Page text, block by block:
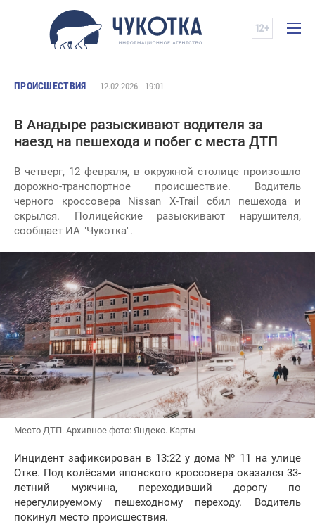
ПРОИСШЕСТВИЯ 12.02.2026 19:01
В Анадыре разыскивают водителя за
наезд на пешехода и побег с места ДТП
В четверг, 12 февраля, в окружной столице произошло
дорожно-транспортное происшествие. Водитель
черного кроссовера Nissan X-Trail сбил пешехода и
скрылся. Полицейские разыскивают нарушителя,
сообщает ИА "Чукотка".
Место ДТП. Архивное фото: Яндекс. Карты
Инцидент зафиксирован в 13:22 у дома № 11 на улице
Отке. Под колёсами японского кроссовера оказался 33-
летний мужчина, переходивший дорогу по
нерегулируемому пешеходному переходу. Водитель
покинул место происшествия.